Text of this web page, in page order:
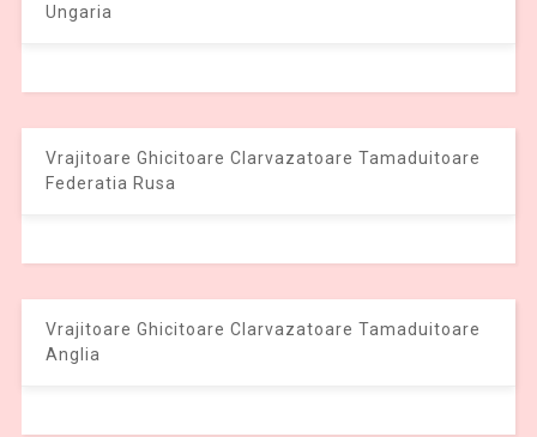
Ungaria
Vrajitoare Ghicitoare Clarvazatoare Tamaduitoare
Federatia Rusa
Vrajitoare Ghicitoare Clarvazatoare Tamaduitoare
Anglia